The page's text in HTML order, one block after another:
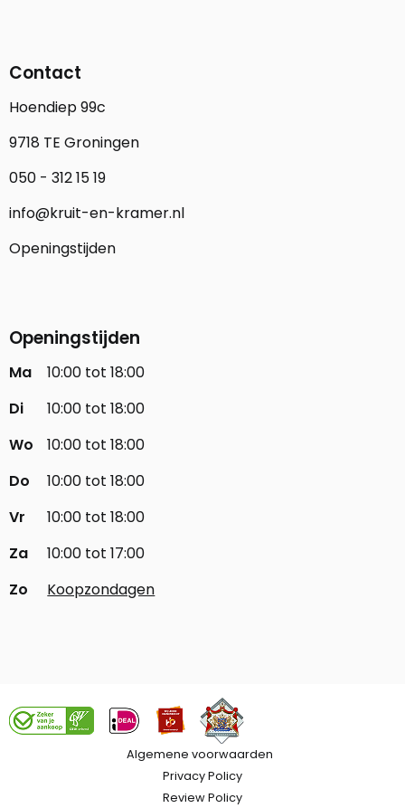
Contact
Hoendiep 99c
9718 TE Groningen
050 - 312 15 19
info@kruit-en-kramer.nl
Openingstijden
Openingstijden
Ma
10:00 tot 18:00
Di
10:00 tot 18:00
Wo
10:00 tot 18:00
Do
10:00 tot 18:00
Vr
10:00 tot 18:00
Za
10:00 tot 17:00
Zo
Koopzondagen
Algemene voorwaarden
Privacy Policy
Review Policy